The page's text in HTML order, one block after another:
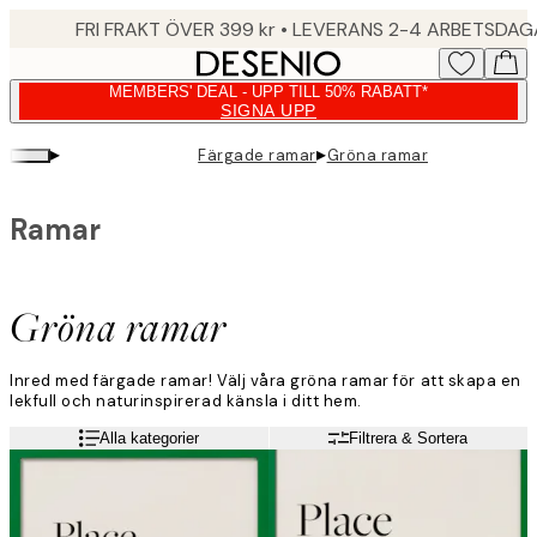
FRI FRAKT ÖVER 399 kr • LEVERANS 2-4
MEMBERS' DEAL - UPP TILL 50% RABATT*
SIGNA UPP
▸ Färgade ramar▸Gröna ramar
Gröna ramar
Ramar
Inred med färgade ramar! Välj våra gröna ramar för att skapa en
lekfull och naturinspirerad känsla i ditt hem.
Alla kategorier Filtrera & Sortera